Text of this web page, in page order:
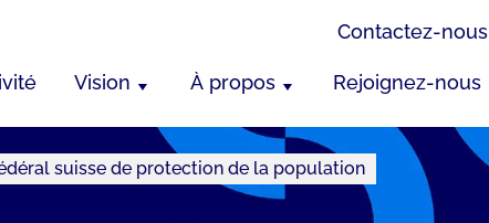
Contactez-nous
Vision À propos Rejoignez-nous
suisse de protection de la population